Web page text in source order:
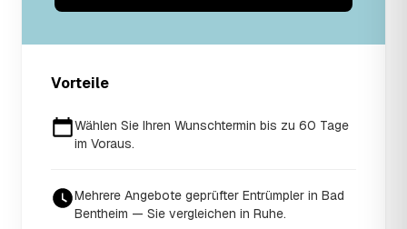
Vorteile
Wählen Sie Ihren Wunschtermin bis zu 60 Tage
im Voraus.
Mehrere Angebote geprüfter Entrümpler in Bad
Bentheim — Sie vergleichen in Ruhe.